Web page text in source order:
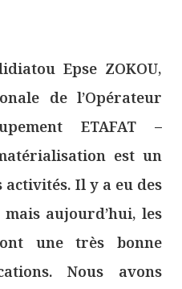
Epse ZOKOU,
de l’Opérateur
ETAFAT –
est un
Il y a eu des
aujourd’hui, les
une très bonne
Nous avons